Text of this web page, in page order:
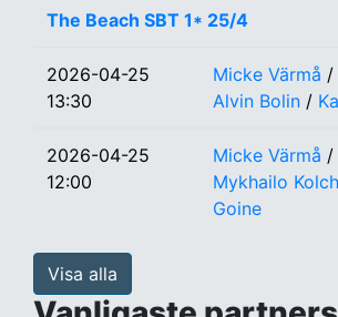
The Beach SBT 1* 25/4
2026-04-25
13:30
Micke Värmå /
Alvin Bolin /
2026-04-25
12:00
Micke Värmå /
Mykhailo
Goine
Visa alla